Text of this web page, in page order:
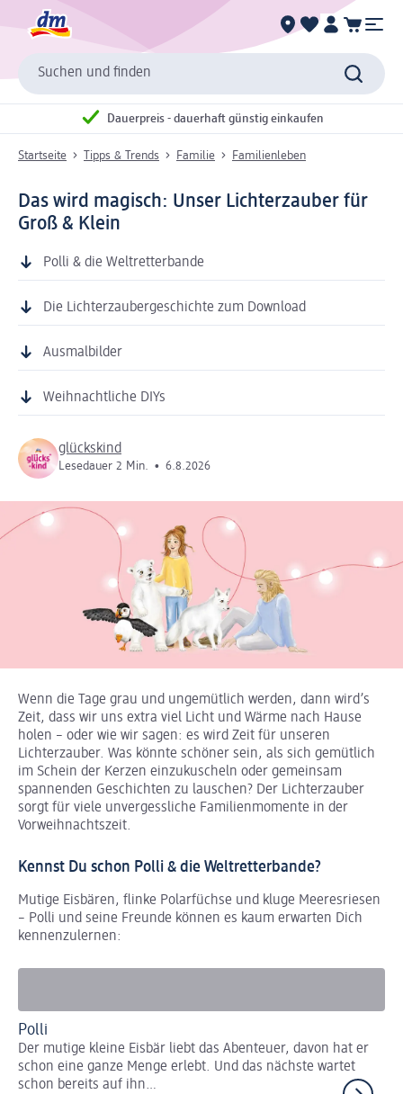
Suchen und finden
Dauerpreis - dauerhaft günstig einkaufen
Startseite Tipps & Trends Familie Familienleben
Das wird magisch: Unser Lichterzauber für
Groß & Klein
Polli & die Weltretterbande
Die Lichterzaubergeschichte zum Download
Ausmalbilder
Weihnachtliche DIYs
glückskind
Lesedauer 2 Min. • 6.8.2026
Wenn die Tage grau und ungemütlich werden, dann wird’s
Zeit, dass wir uns extra viel Licht und Wärme nach Hause
holen – oder wie wir sagen: es wird Zeit für unseren
Lichterzauber. Was könnte schöner sein, als sich gemütlich
im Schein der Kerzen einzukuscheln oder gemeinsam
spannenden Geschichten zu lauschen? Der Lichterzauber
sorgt für viele unvergessliche Familienmomente in der
Vorweihnachtszeit.
Kennst Du schon Polli & die Weltretterbande?
Mutige Eisbären, flinke Polarfüchse und kluge Meeresriesen
– Polli und seine Freunde können es kaum erwarten Dich
kennenzulernen:
Polli
Der mutige kleine Eisbär liebt das Abenteuer, davon hat er
schon eine ganze Menge erlebt. Und das nächste wartet
schon bereits auf ihn…